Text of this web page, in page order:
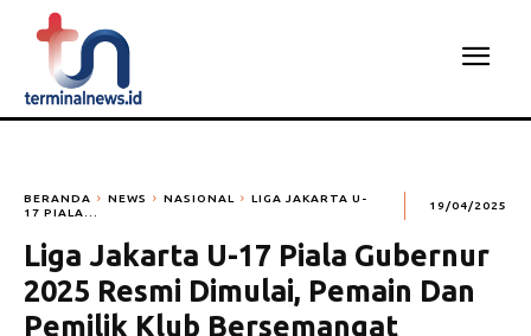
BERANDA NEWS NASIONAL
LIGA JAKARTA U-
17 PIALA...
19/04/2025
Liga Jakarta U-17 Piala Gubernur
2025 Resmi Dimulai, Pemain Dan
Pemilik Klub Bersemangat